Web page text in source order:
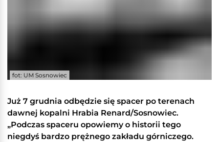
fot: UM Sosnowiec
Już 7 grudnia odbędzie się spacer po terenach
dawnej kopalni Hrabia Renard/Sosnowiec.
„Podczas spaceru opowiemy o historii tego
niegdyś bardzo prężnego zakładu górniczego.